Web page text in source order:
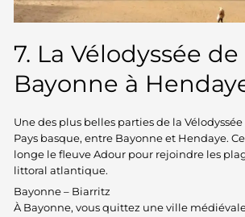
7. La Vélodyssée de
Bayonne à
Une des plus belles parties de la
Pays basque, entre Bayonne et Hendaye.
longe le fleuve Adour pour rejoindre les
littoral atlantique.
Bayonne – Biarritz
À Bayonne, vous quittez une ville